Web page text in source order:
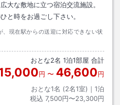
大な敷地に立つ宿泊交流施設。
と時をお過ごし下さい。
、現在駅からの送迎に対応できない状
おとな2名 1泊1部屋 合計
円 〜 46,600円
おとな1名 (2名1室)｜ 1泊
税込 7,500円〜23,300円